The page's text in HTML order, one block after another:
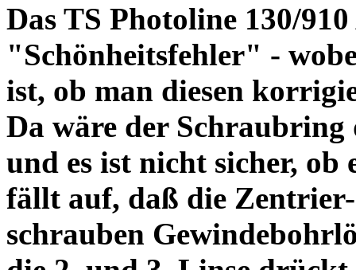
Das TS Photoline 130/
"Schönheitsfehler" -
ist, ob man diesen
Da wäre der
und es ist nicht sicher,
fällt auf, daß die Zentrier-
schrauben